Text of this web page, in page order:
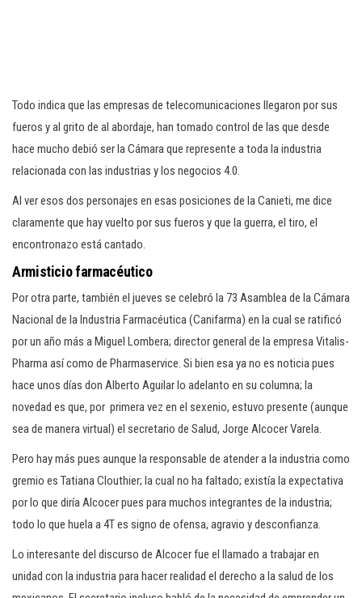
Todo indica que las empresas de telecomunicaciones llegaron por sus
fueros y al grito de al abordaje, han tomado control de las que desde
hace mucho debió ser la Cámara que represente a toda la industria
relacionada con las industrias y los negocios 4.0.
Al ver esos dos personajes en esas posiciones de la Canieti, me dice
claramente que hay vuelto por sus fueros y que la guerra, el tiro, el
encontronazo está cantado.
Armisticio farmacéutico
Por otra parte, también el jueves se celebró la 73 Asamblea de la Cámara
Nacional de la Industria Farmacéutica (Canifarma) en la cual se ratificó
por un año más a Miguel Lombera; director general de la empresa Vitalis-
Pharma así como de Pharmaservice. Si bien esa ya no es noticia pues
hace unos días don Alberto Aguilar lo adelanto en su columna; la
novedad es que, por primera vez en el sexenio, estuvo presente (aunque
sea de manera virtual) el secretario de Salud, Jorge Alcocer Varela.
Pero hay más pues aunque la responsable de atender a la industria como
gremio es Tatiana Clouthier; la cual no ha faltado; existía la expectativa
por lo que diría Alcocer pues para muchos integrantes de la industria;
todo lo que huela a 4T es signo de ofensa, agravio y desconfianza.
Lo interesante del discurso de Alcocer fue el llamado a trabajar en
unidad con la industria para hacer realidad el derecho a la salud de los